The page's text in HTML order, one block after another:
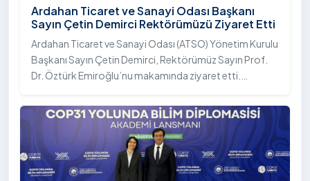
Ardahan Ticaret ve Sanayi Odası Başkanı
Sayın Çetin Demirci Rektörümüzü Ziyaret Etti
Ardahan Ticaret ve Sanayi Odası (ATSO) Yönetim Kurulu
Başkanı Sayın Çetin Demirci, Rektörümüz Sayın Prof.
Dr. Öztürk Emiroğlu’nu makamında ziyaret etti.
arasındaki iş birliği imkânları ele alınırken, Ardahan’ın
ekonomik ve sosyo-kültürel gelişimine katkı
sağlayacak ortak projeler değerlendirildi.